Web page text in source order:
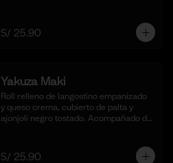
S/ 25.90
Yakuza Maki
Roll relleno de langostino empanizado
y queso crema, cubierto de palta y
ajonjolí negro tostado. Acompañado de
S/ 25.90